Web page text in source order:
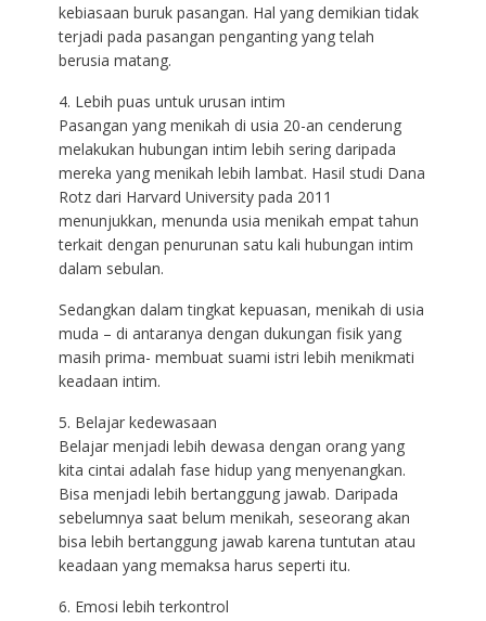
kebiasaan buruk pasangan. Hal yang demikian tidak
terjadi pada pasangan penganting yang telah
berusia matang.
4. Lebih puas untuk urusan intim
Pasangan yang menikah di usia 20-an cenderung
melakukan hubungan intim lebih sering daripada
mereka yang menikah lebih lambat. Hasil studi Dana
Rotz dari Harvard University pada 2011
menunjukkan, menunda usia menikah empat tahun
terkait dengan penurunan satu kali hubungan intim
dalam sebulan.
Sedangkan dalam tingkat kepuasan, menikah di usia
muda – di antaranya dengan dukungan fisik yang
masih prima- membuat suami istri lebih menikmati
keadaan intim.
5. Belajar kedewasaan
Belajar menjadi lebih dewasa dengan orang yang
kita cintai adalah fase hidup yang menyenangkan.
Bisa menjadi lebih bertanggung jawab. Daripada
sebelumnya saat belum menikah, seseorang akan
bisa lebih bertanggung jawab karena tuntutan atau
keadaan yang memaksa harus seperti itu.
6. Emosi lebih terkontrol